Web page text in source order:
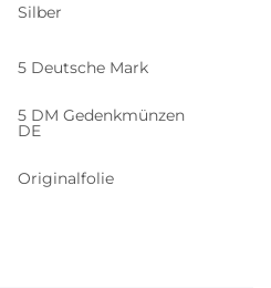
Silber
5 Deutsche Mark
5 DM Gedenkmünzen
DE
Originalfolie